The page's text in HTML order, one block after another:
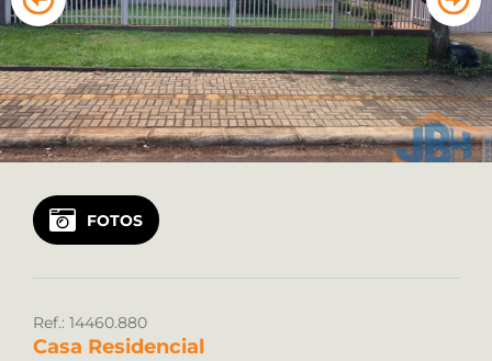
FOTOS
Ref.: 14460.880
Casa Residencial